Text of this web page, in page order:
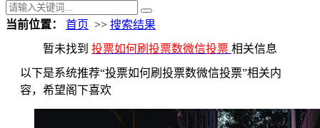
当前位置： 首页 >> 搜索结果
暂未找到 投票如何刷投票数微信投票 相关信息
以下是系统推荐“投票如何刷投票数微信投票”相关内
容，希望阁下喜欢